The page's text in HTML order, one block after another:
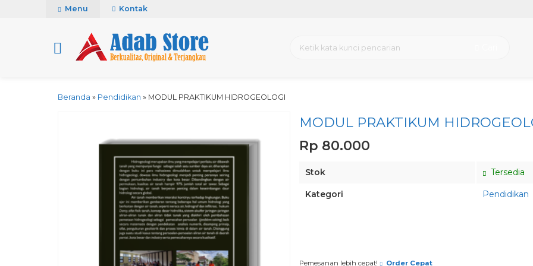
Menu Kontak
Beranda » Pendidikan » MODUL PRAKTIKUM HIDROGEOLOGI
MODUL PRAKTIKUM
Rp 80.000
Stok Tersedia
Kategori Pendidikan
Pemesanan lebih cepat! Order Cepat